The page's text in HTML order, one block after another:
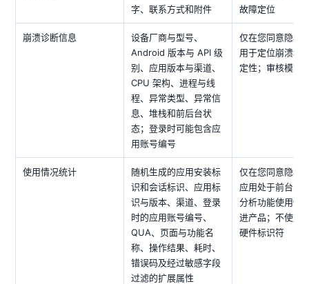
字、联系方式和附件
故障定位
崩溃诊断信息
设备厂商与型号、
Android 版本与 API 级
别、应用版本与渠道、
CPU 架构、进程与线
程、异常类型、异常信
息、堆栈和前后台状
态；登录时可能包含应
用账号编号
仅在您同意隐私
用于定位崩溃和
定性；审核模式
使用情况统计
随机生成的应用安装标
识和会话标识、应用标
识与版本、渠道、登录
时的应用账号编号、
QUA、页面与功能名
称、操作结果、耗时、
错误码及经过敏感字段
过滤的扩展属性
仅在您同意隐私
应用处于前台时
分析功能使用情
进产品；不使用
硬件标识符